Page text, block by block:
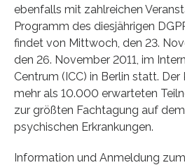
ebenfalls mit zahlreichen
Programm des diesjährigen
findet von Mittwoch, den 23.
den 26. November 2011, im
Centrum (ICC) in Berlin statt.
mehr als 10.000 erwarteten
zur größten Fachtagung auf
psychischen Erkrankungen.
Information und Anmeldung